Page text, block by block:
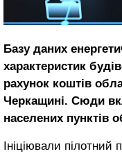
Базу даних
характеристик
рахунок коштів
Черкащині. Сюди
населених пунктів
Ініціювали пілотний